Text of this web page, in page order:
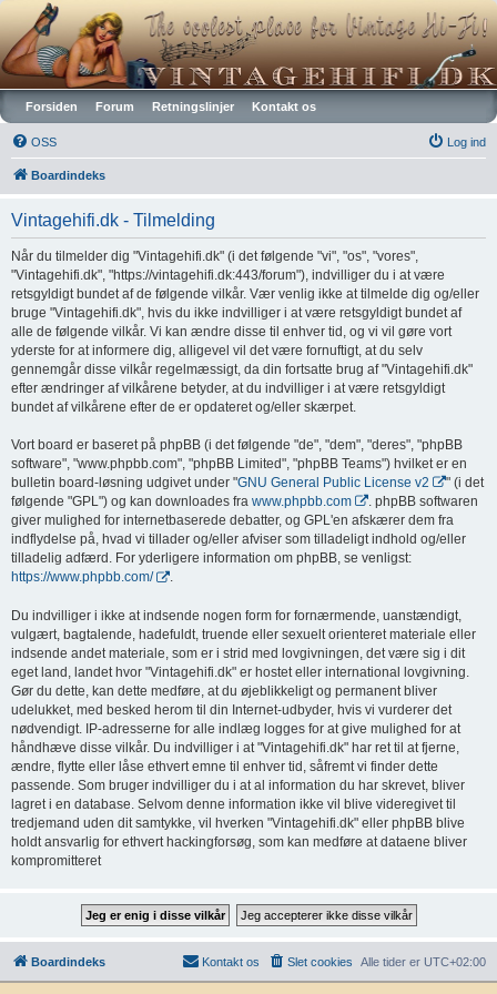
Vintagehifi.dk
Forsiden Forum Retningslinjer Kontakt os
OSS Log ind
Boardindeks
Vintagehifi.dk - Tilmelding
Når du tilmelder dig "Vintagehifi.dk" (i det følgende "vi", "os", "vores",
"Vintagehifi.dk", "https://vintagehifi.dk:443/forum"), indvilliger du i at være
retsgyldigt bundet af de følgende vilkår. Vær venlig ikke at tilmelde dig og/eller
bruge "Vintagehifi.dk", hvis du ikke indvilliger i at være retsgyldigt bundet af
alle de følgende vilkår. Vi kan ændre disse til enhver tid, og vi vil gøre vort
yderste for at informere dig, alligevel vil det være fornuftigt, at du selv
gennemgår disse vilkår regelmæssigt, da din fortsatte brug af "Vintagehifi.dk"
efter ændringer af vilkårene betyder, at du indvilliger i at være retsgyldigt
bundet af vilkårene efter de er opdateret og/eller skærpet.
Vort board er baseret på phpBB (i det følgende "de", "dem", "deres", "phpBB
software", "www.phpbb.com", "phpBB Limited", "phpBB Teams") hvilket er en
bulletin board-løsning udgivet under "GNU General Public License v2
" (i det
følgende "GPL") og kan downloades fra www.phpbb.com
. phpBB softwaren
giver mulighed for internetbaserede debatter, og GPL'en afskærer dem fra
indflydelse på, hvad vi tillader og/eller afviser som tilladeligt indhold og/eller
tilladelig adfærd. For yderligere information om phpBB, se venligst:
https://www.phpbb.com/
.
Du indvilliger i ikke at indsende nogen form for fornærmende, uanstændigt,
vulgært, bagtalende, hadefuldt, truende eller sexuelt orienteret materiale eller
indsende andet materiale, som er i strid med lovgivningen, det være sig i dit
eget land, landet hvor "Vintagehifi.dk" er hostet eller international lovgivning.
Gør du dette, kan dette medføre, at du øjeblikkeligt og permanent bliver
udelukket, med besked herom til din Internet-udbyder, hvis vi vurderer det
nødvendigt. IP-adresserne for alle indlæg logges for at give mulighed for at
håndhæve disse vilkår. Du indvilliger i at "Vintagehifi.dk" har ret til at fjerne,
ændre, flytte eller låse ethvert emne til enhver tid, såfremt vi finder dette
passende. Som bruger indvilliger du i at al information du har skrevet, bliver
lagret i en database. Selvom denne information ikke vil blive videregivet til
tredjemand uden dit samtykke, vil hverken "Vintagehifi.dk" eller phpBB blive
holdt ansvarlig for ethvert hackingforsøg, som kan medføre at dataene bliver
kompromitteret
Boardindeks Alle tider er UTC+02:00
Slet cookies
Kontakt os